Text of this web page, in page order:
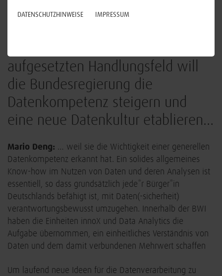
DATENSCHUTZHINWEISE IMPRESSUM
aufgesetzten Handlungsfeld will
die Bundesregierung die
Datenkompetenz steigern und
eine neue Datenkultur etablieren…
Mario Deng: … weil sie die Wichtigkeit einer generellen
Datenkompetenz erkannt hat. Ein solides allgemeines
Know-how im Nutzen von Daten und deren Analysen ist
essentiell, so dass grundsätzlich jede*r Bürger*in
Deutschlands befähigt ist, mit Daten(-sicherheit)
verantwortungsbewusst umzugehen. Innerhalb der BWI
haben die Einheiten innoX und Data Analytics die
Aufgabe übernommen, ein einheitliches Verständnis von
Daten und dem damit verbundenen Mehrwert schaffen
Um laufend neue Ideen für die Datenverarbeitung zu